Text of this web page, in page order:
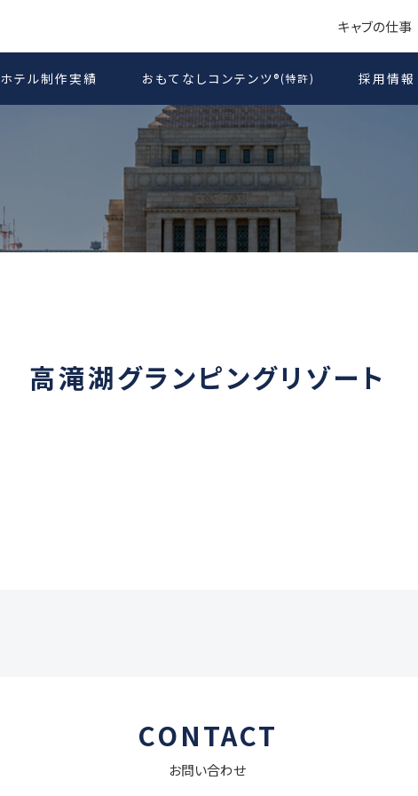
キャブの仕事
ホテル制作実績 おもてなしコンテンツ®(特許) 採用情報
高滝湖グランピングリゾート
CONTACT
お問い合わせ